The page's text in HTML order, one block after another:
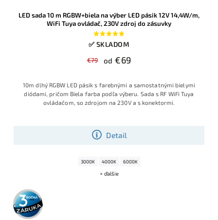
LED sada 10 m RGBW+biela na výber LED pásik 12V 14,4W/m,
WiFi Tuya ovládač, 230V zdroj do zásuvky
✅ SKLADOM
€79 od €69
Detail
10m dlhý RGBW LED pásik s farebnými a samostatnými bielymi
diódami, pričom Biela farba podľa výberu. Sada s RF WiFi Tuya
ovládačom, so zdrojom na 230V a s konektormi.
3000K 4000K 6000K
+ ďalšie
3 roky
záruka